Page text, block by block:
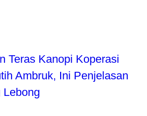
Teras Kanopi Koperasi
Ambruk, Ini Penjelasan
Lebong